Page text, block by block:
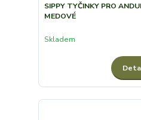
SIPPY TYČINKY PRO
MEDOVÉ
Skladem